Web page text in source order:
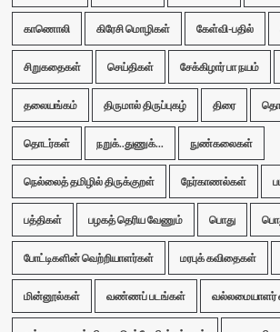
காணொலி கிரேசி மொழிகள் கேள்வி-பதில்
சிறுகதைகள் செய்திகள் சேக்கிழார் பா நயம்
தலையங்கம் திருமால் திருப்புகழ் திரை
தொடர்கள் நறுக்..துணுக்... நுண்கலைகள்
நெல்லைத் தமிழில் திருக்குறள் நேர்காணல்கள்
பத்திகள் பழகத் தெரிய வேணும் பொது
போட்டிகளின் வெற்றியாளர்கள் மரபுக் கவிதைகள்
மின்னூல்கள் வண்ணப் படங்கள் வல்லமையாளர்